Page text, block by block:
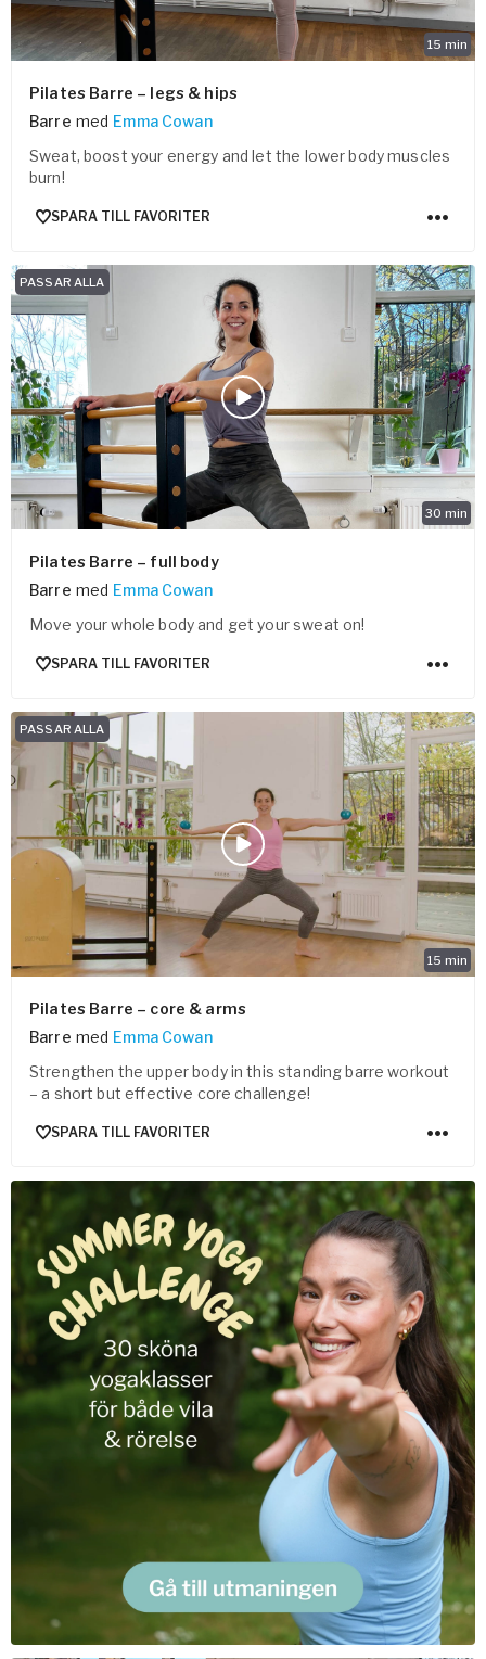
15 min
Pilates Barre – legs & hips
Barre med Emma Cowan
Sweat, boost your energy and let the lower body muscles
burn!
SPARA TILL FAVORITER
30 min
PASSAR ALLA
Pilates Barre – full body
Barre med Emma Cowan
Move your whole body and get your sweat on!
SPARA TILL FAVORITER
15 min
PASSAR ALLA
Pilates Barre – core & arms
Barre med Emma Cowan
Strengthen the upper body in this standing barre workout
– a short but effective core challenge!
SPARA TILL FAVORITER